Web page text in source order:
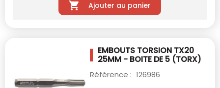
Ajouter au panier
EMBOUTS TORSION TX20
25MM - BOITE DE 5 (TORX)
Référence : 126986